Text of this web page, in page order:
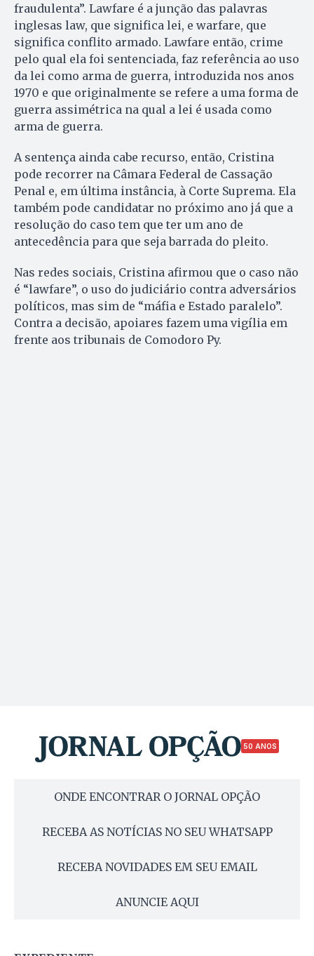
fraudulenta”. Lawfare é a junção das palavras
inglesas law, que significa lei, e warfare, que
significa conflito armado. Lawfare então, crime
pelo qual ela foi sentenciada, faz referência ao uso
da lei como arma de guerra, introduzida nos anos
1970 e que originalmente se refere a uma forma de
guerra assimétrica na qual a lei é usada como
arma de guerra.
A sentença ainda cabe recurso, então, Cristina
pode recorrer na Câmara Federal de Cassação
Penal e, em última instância, à Corte Suprema. Ela
também pode candidatar no próximo ano já que a
resolução do caso tem que ter um ano de
antecedência para que seja barrada do pleito.
Nas redes sociais, Cristina afirmou que o caso não
é “lawfare”, o uso do judiciário contra adversários
políticos, mas sim de “máfia e Estado paralelo”.
Contra a decisão, apoiares fazem uma vigília em
frente aos tribunais de Comodoro Py.
50 ANOS
ONDE ENCONTRAR O JORNAL OPÇÃO
RECEBA AS NOTÍCIAS NO SEU WHATSAPP
RECEBA NOVIDADES EM SEU EMAIL
ANUNCIE AQUI